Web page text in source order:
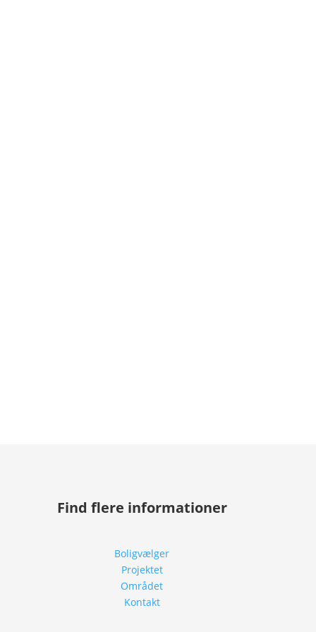
Find flere informationer
Boligvælger
Projektet
Området
Kontakt